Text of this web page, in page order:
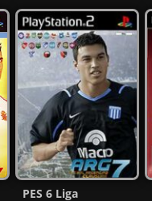
PES 6 Liga